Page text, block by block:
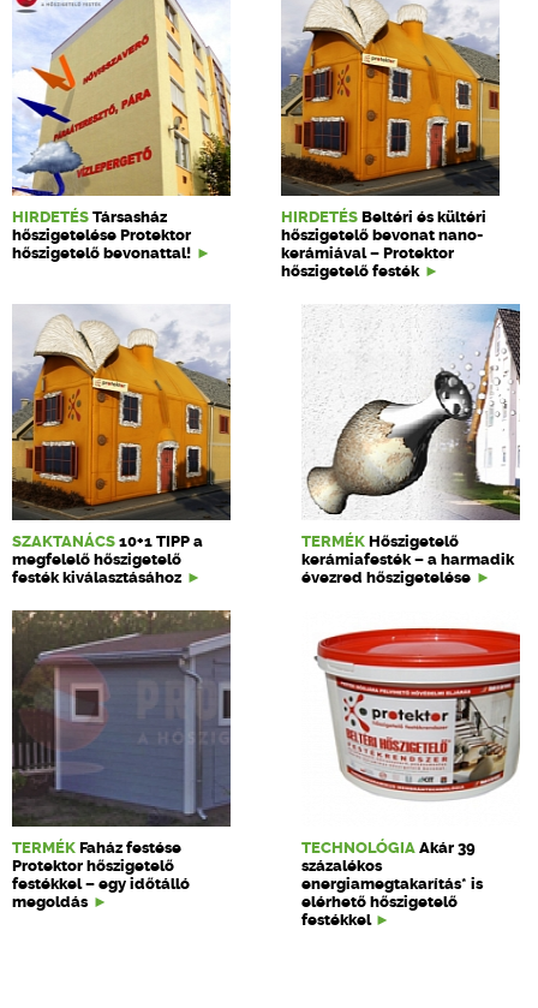
HIRDETÉS Társasház
hőszigetelése Protektor
hőszigetelő bevonattal!
HIRDETÉS Beltéri és kültéri
hőszigetelő bevonat nano-
kerámiával – Protektor
hőszigetelő festék
SZAKTANÁCS 10+1 TIPP a
megfelelő hőszigetelő
festék kiválasztásához
TERMÉK Hőszigetelő
kerámiafesték – a harmadik
évezred hőszigetelése
TERMÉK Faház festése
Protektor hőszigetelő
festékkel – egy időtálló
megoldás
TECHNOLÓGIA Akár 39
százalékos
energiamegtakarítás* is
elérhető hőszigetelő
festékkel